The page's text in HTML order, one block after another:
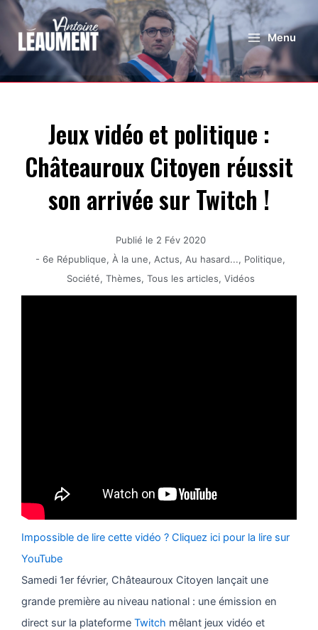
Menu
Jeux vidéo et politique :
Châteauroux Citoyen réussit
son arrivée sur Twitch !
Publié le 2 Fév 2020
- 6e République, À la une, Actus, Au hasard..., Politique,
Société, Thèmes, Tous les articles, Vidéos
Impossible de lire cette vidéo ? Cliquez ici pour la lire sur
YouTube
Samedi 1er février, Châteauroux Citoyen lançait une
grande première au niveau national : une émission en
direct sur la plateforme Twitch mêlant jeux vidéo et